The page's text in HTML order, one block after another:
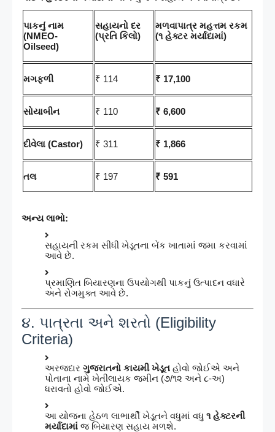
પાકનું નામ
(NMEO-
Oilseed)
સહાયનો દર
(પ્રતિ કિલો)
મળવાપાત્ર મહત્તમ રકમ
(૧ હેક્ટર મર્યાદામાં)
મગફળી ₹ 114 ₹ 17,100
સોયાબીન ₹ 110 ₹ 6,600
દીવેલા (Castor) ₹ 311 ₹ 1,866
તલ ₹ 197 ₹ 591
અન્ય લાભો:
સહાયની રકમ સીધી ખેડૂતના બેંક ખાતામાં જમા કરવામાં
આવે છે.
પ્રમાણિત બિયારણના ઉપયોગથી પાકનું ઉત્પાદન વધારે
અને રોગમુક્ત આવે છે.
૪. પાત્રતા અને શરતો (Eligibility
Criteria)
અરજદાર ગુજરાતનો કાયમી ખેડૂત હોવો જોઈએ અને
પોતાના નામે ખેતીલાયક જમીન (૭/૧૨ અને ૮-અ)
ધરાવતો હોવો જોઈએ.
આ યોજના હેઠળ લાભાર્થી ખેડૂતને વધુમાં વધુ ૧ હેક્ટરની
મર્યાદામાં જ બિયારણ સહાય મળશે.